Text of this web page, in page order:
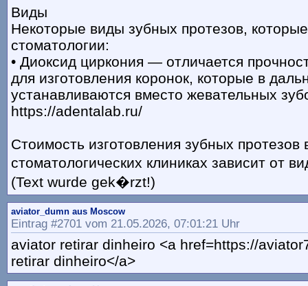
Виды
Некоторые виды зубных протезов,
стоматологии:
• Диоксид циркония — отличается
для изготовления коронок, которые в
устанавливаются вместо жевательных
https://adentalab.ru/
Стоимость изготовления зубных протезов
стоматологических клиниках зависит от
(Text wurde gek�rzt!)
aviator_dumn aus Moscow
Eintrag #2701 vom 21.05.2026, 07:01:21 Uhr
aviator retirar dinheiro <a href=https://
retirar dinheiro</a>